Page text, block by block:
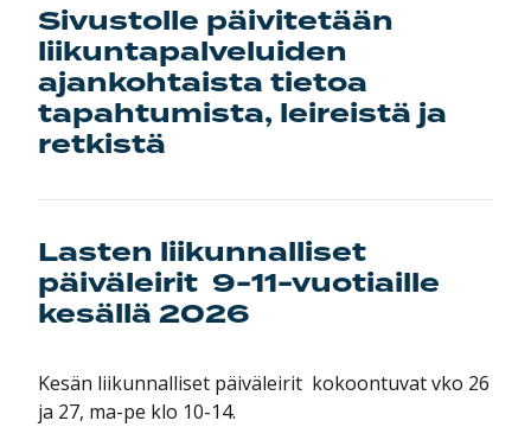
Sivustolle päivitetään
liikuntapalveluiden
ajankohtaista tietoa
tapahtumista, leireistä ja
retkistä
Lasten liikunnalliset
päiväleirit 9-11-vuotiaille
kesällä 2026
Kesän liikunnalliset päiväleirit kokoontuvat vko 26
ja 27, ma-pe klo 10-14.